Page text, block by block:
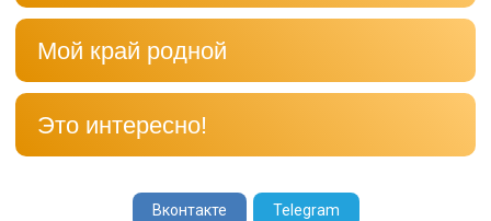
Мой край родной
Это интересно!
Вконтакте Telegram